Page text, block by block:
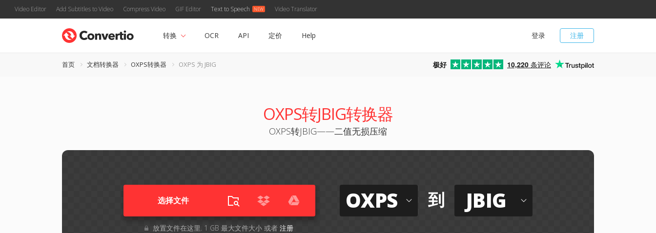
Video Editor Add Subtitles to Video Compress Video GIF Editor Text to Speech Video Translator
注册
登录
转换 OCR API 定价 Help
首页 文档转换器 OXPS转换器 OXPS 为 JBIG 极好 10,220 条评论
OXPS转JBIG转换器
OXPS转JBIG——二值无损压缩
选择文件
放置文件在这里. 1 GB 最大文件大小 或者 注册
OXPS 到 JBIG